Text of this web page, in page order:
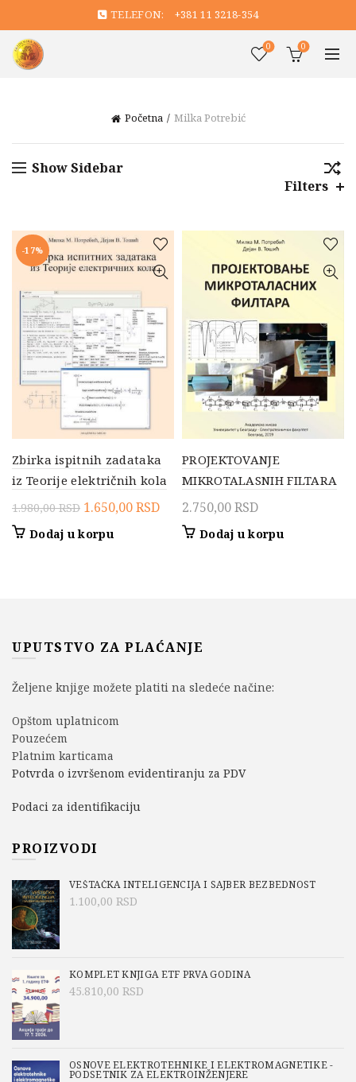
TELEFON: +381 11 3218-354
0 0
Početna Milka Potrebić
Show Sidebar
Filters
-17%
Zbirka ispitnih zadataka
iz Teorije električnih kola
1.980,00RSD Originalna
1.650,00RSDTrenutna
cena
Dodaj u korpu
PROJEKTOVANJE
MIKROTALASNIH FILTARA
2.750,00RSD
Dodaj u korpu
UPUTSTVO ZA PLAĆANJE
Željene knjige možete platiti na sledeće načine:
Opštom uplatnicom
Pouzećem
Platnim karticama
Potvrda o izvršenom evidentiranju za PDV
Podaci za identifikaciju
PROIZVODI
VEŠTAČKA INTELIGENCIJA I SAJBER BEZBEDNOST
1.100,00 RSD
KOMPLET KNJIGA ETF PRVA GODINA
45.810,00 RSD
OSNOVE ELEKTROTEHNIKE I ELEKTROMAGNETIKE -
PODSETNIK ZA ELEKTROINŽENJERE